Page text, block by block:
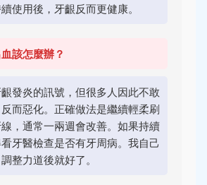
使用後，牙齦反而更健康。
該怎麼辦？
發炎的訊號，但很多人因此不敢
而惡化。正確做法是繼續輕柔刷
，通常一兩週會改善。如果持續
牙醫檢查是否有牙周病。我自己
整力道後就好了。